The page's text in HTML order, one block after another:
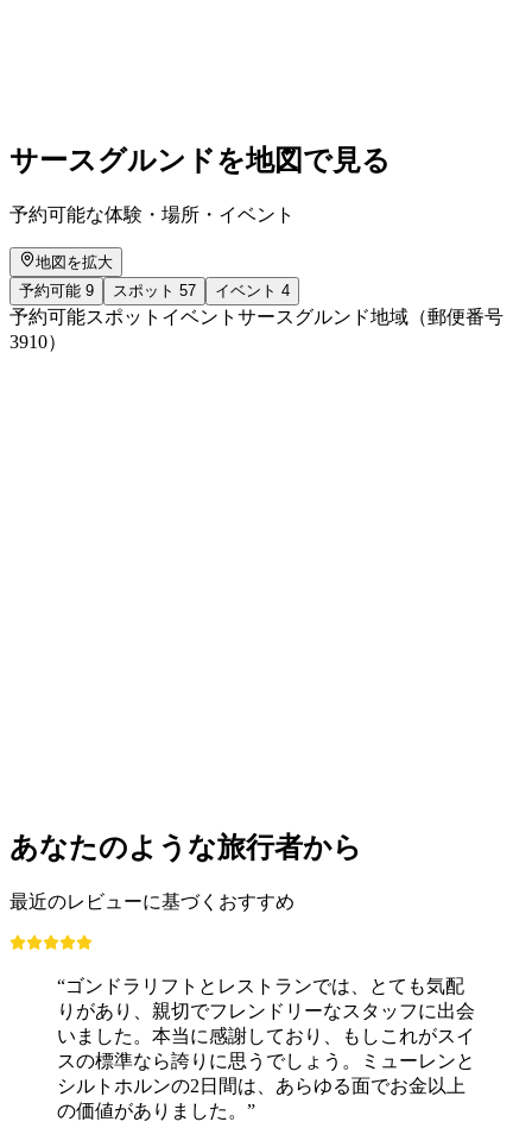
サースグルンドを地図で見る
予約可能な体験・場所・イベント
地図を拡大
予約可能 9 スポット 57 イベント 4
予約可能スポット イベント サースグルンド地域（郵便番号
3910）
あなたのような旅行者から
最近のレビューに基づくおすすめ
“ゴンドラリフトとレストランでは、とても気配
りがあり、親切でフレンドリーなスタッフに出会
いました。本当に感謝しており、もしこれがスイ
スの標準なら誇りに思うでしょう。ミューレンと
シルトホルンの2日間は、あらゆる面でお金以上
の価値がありました。”